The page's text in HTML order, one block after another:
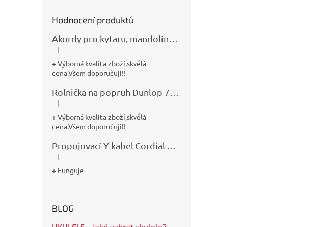
Hodnocení produktů
Hodnocení produktu je 5 z 5 hvězdiček.
|
+ Výborná kvalita zboží,skvělá
cena.Všem doporučuji!!
Hodnocení produktu je 5 z 5 hvězdiček.
|
+ Výborná kvalita zboží,skvělá
cena.Všem doporučuji!!
Hodnocení produktu je 5 z 5 hvězdiček.
|
+ Funguje
BLOG